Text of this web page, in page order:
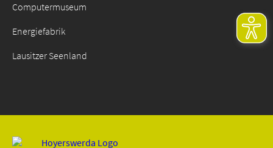
Computermuseum
Energiefabrik
Lausitzer Seenland